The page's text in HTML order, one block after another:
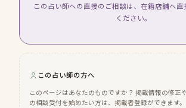
この占い師への直接のご相談は、在籍店舗へ
ください。
この占い師の方へ
このページはあなたのものですか？ 掲載情報の修正
の相談受付を始めたい方は、掲載者登録ができます。